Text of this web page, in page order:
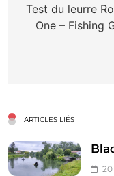
de
l’article
Test du leurre
One – Fishing
ARTICLES LIÉS